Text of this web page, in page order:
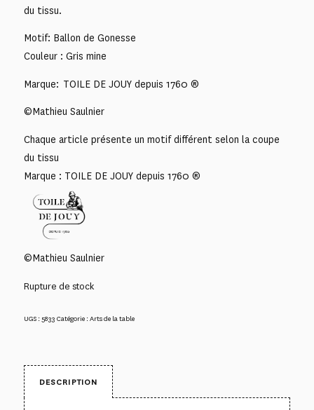
du tissu.
Motif: Ballon de Gonesse
Couleur : Gris mine
Marque: TOILE DE JOUY depuis 1760 ®
©Mathieu Saulnier
Chaque article présente un motif différent selon la coupe
du tissu
Marque : TOILE DE JOUY depuis 1760 ®
©Mathieu Saulnier
Rupture de stock
UGS : 5833 Catégorie :Arts de la table
DESCRIPTION